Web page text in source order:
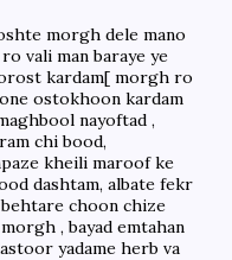
morgh dele mano
vali man baraye ye
kardam[ morgh ro
ostokhoon kardam
nayoftad ,
chi bood,
kheili maroof ke
dashtam, albate fekr
choon chize
, bayad emtahan
yadame herb va